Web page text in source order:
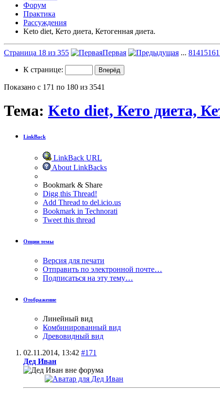
Форум
Практика
Рассуждения
Keto diet, Кето диета, Кетогенная диета.
Страница 18 из 355 Первая ... 8141516
К странице:
Показано с 171 по 180 из 3541
Тема: Keto diet, Кето диета,
LinkBack
LinkBack URL
About LinkBacks
Bookmark & Share
Digg this Thread!
Add Thread to del.icio.us
Bookmark in Technorati
Tweet this thread
Опции темы
Версия для печати
Отправить по электронной почте…
Подписаться на эту тему…
Отображение
Линейный вид
Комбинированный вид
Древовидный вид
02.11.2014, 13:42 #171
Дед Иван